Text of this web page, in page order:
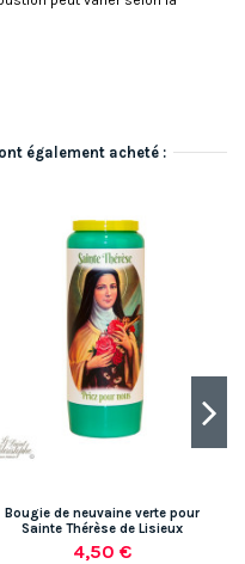
également acheté :
Bougie de neuvaine verte pour
Sainte Thérèse de Lisieux
4,50 €